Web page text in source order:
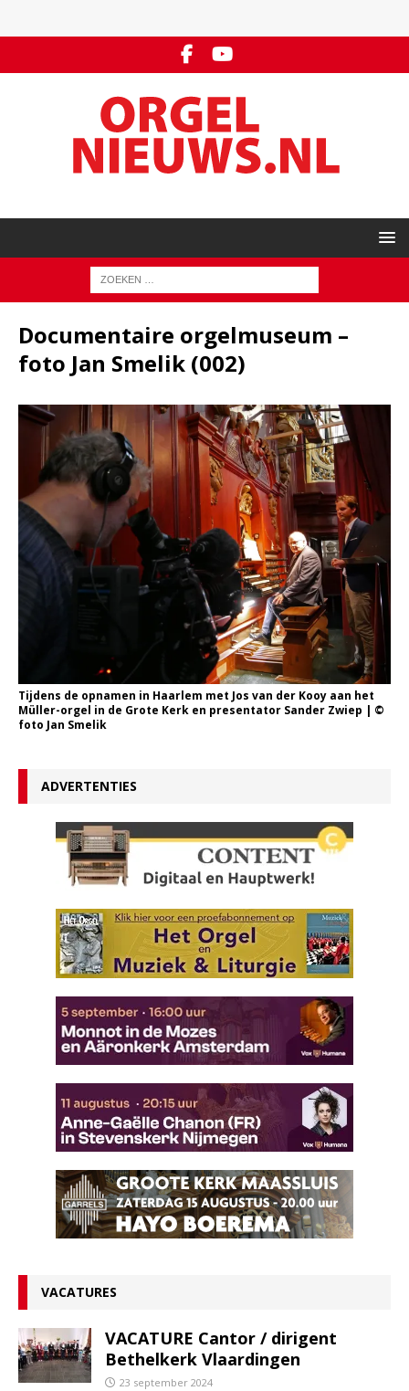
Documentaire orgelmuseum –
foto Jan Smelik (002)
Tijdens de opnamen in Haarlem met Jos van der Kooy aan het
Müller-orgel in de Grote Kerk en presentator Sander Zwiep | ©
foto Jan Smelik
ADVERTENTIES
VACATURES
VACATURE Cantor / dirigent
Bethelkerk Vlaardingen
23 september 2024